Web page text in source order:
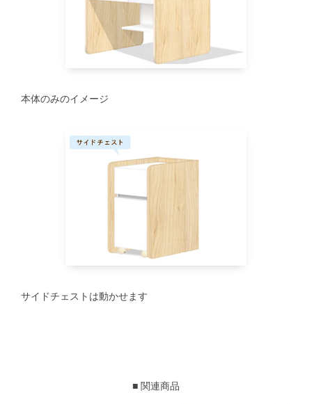
本体のみのイメージ
サイドチェストは動かせます
■ 関連商品